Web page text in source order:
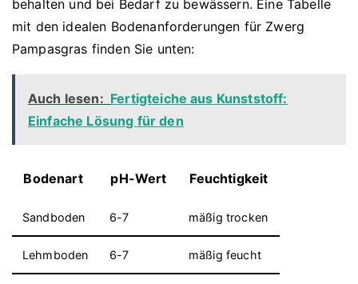
behalten und bei Bedarf zu bewässern. Eine Tabelle
mit den idealen Bodenanforderungen für Zwerg
Pampasgras finden Sie unten:
Auch lesen: Fertigteiche aus Kunststoff:
Einfache Lösung für den
Bodenart pH-Wert Feuchtigkeit
Sandboden 6-7 mäßig trocken
Lehmboden 6-7 mäßig feucht